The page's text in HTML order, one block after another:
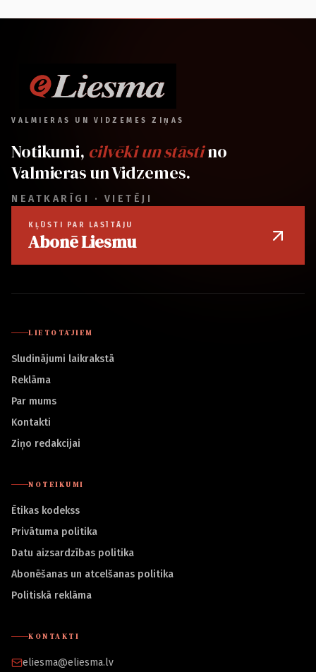
VALMIERAS UN VIDZEMES ZIŅAS
Notikumi, cilvēki un stāstino
Valmieras un Vidzemes.
NEATKARĪGI · VIETĒJI
KĻŪSTI PAR LASĪTĀJU
Abonē Liesmu
LIETOTĀJIEM
Sludinājumi laikrakstā
Reklāma
Par mums
Kontakti
Ziņo redakcijai
NOTEIKUMI
Ētikas kodekss
Privātuma politika
Datu aizsardzības politika
Abonēšanas un atcelšanas politika
Politiskā reklāma
KONTAKTI
eliesma@eliesma.lv